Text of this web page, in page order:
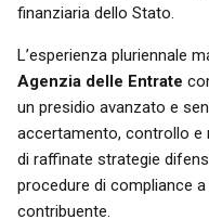
finanziaria dello Stato.
L’esperienza pluriennale
Agenzia delle Entrate
un presidio avanzato e
accertamento, controllo e
di raffinate strategie
procedure di compliance
contribuente.